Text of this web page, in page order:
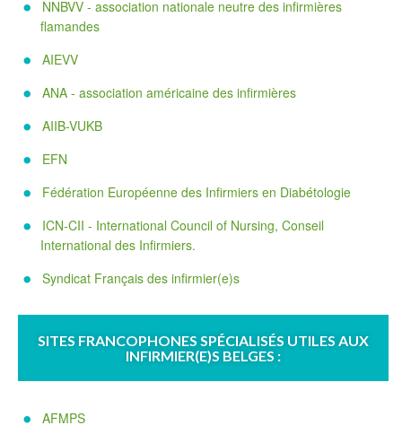
NNBVV - association nationale neutre des infirmières
flamandes
AIEVV
ANA - association américaine des infirmières
AIIB-VUKB
EFN
Fédération Européenne des Infirmiers en Diabétologie
ICN-CII - International Council of Nursing, Conseil
International des Infirmiers.
Syndicat Français des infirmier(e)s
SITES FRANCOPHONES SPÉCIALISÉS UTILES AUX
INFIRMIER(E)S BELGES :
AFMPS